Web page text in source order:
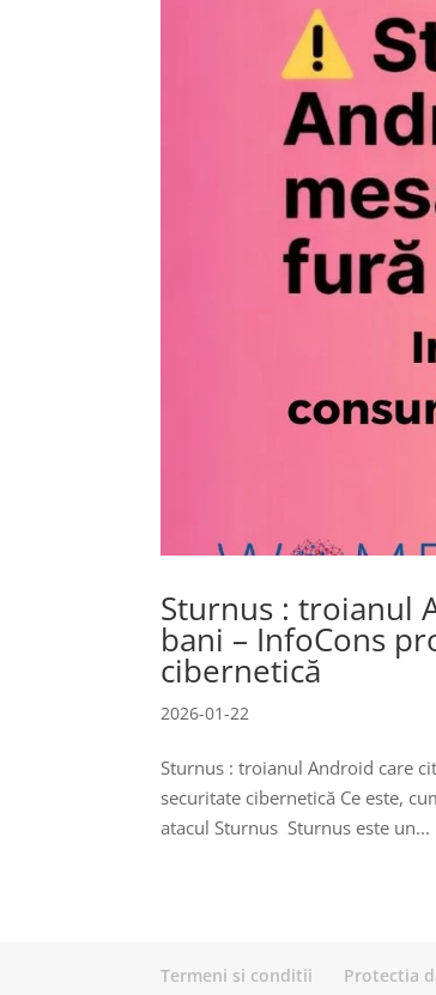
Sturnus : troianul
bani – InfoCons
cibernetică
2026-01-22
Sturnus : troianul Android care
securitate cibernetică Ce este,
atacul Sturnus Sturnus este un...
Termeni si conditii Protectia